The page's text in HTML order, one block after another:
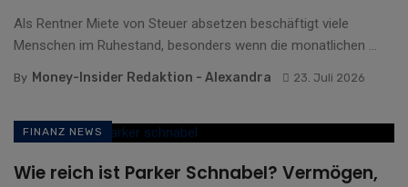
Als Rentner Miete von Steuer absetzen beschäftigt viele
Menschen im Ruhestand, besonders wenn die monatlichen ...
By Money-Insider Redaktion - Alexandra 23. Juli 2026
FINANZ NEWS
Wie reich ist Parker Schnabel? Vermögen,